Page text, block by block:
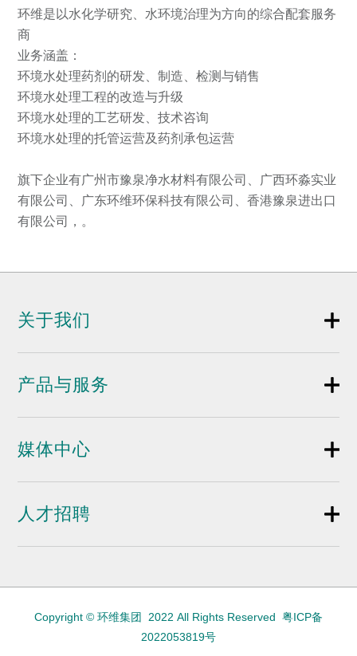
环维是以水化学研究、水环境治理为方向的综合配套服务
商
业务涵盖：
环境水处理药剂的研发、制造、检测与销售
环境水处理工程的改造与升级
环境水处理的工艺研发、技术咨询
环境水处理的托管运营及药剂承包运营
旗下企业有广州市豫泉净水材料有限公司、广西环淼实业
有限公司、广东环维环保科技有限公司、香港豫泉进出口
有限公司，。
关于我们
产品与服务
媒体中心
人才招聘
Copyright © 环维集团 2022 All Rights Reserved 粤ICP备
2022053819号